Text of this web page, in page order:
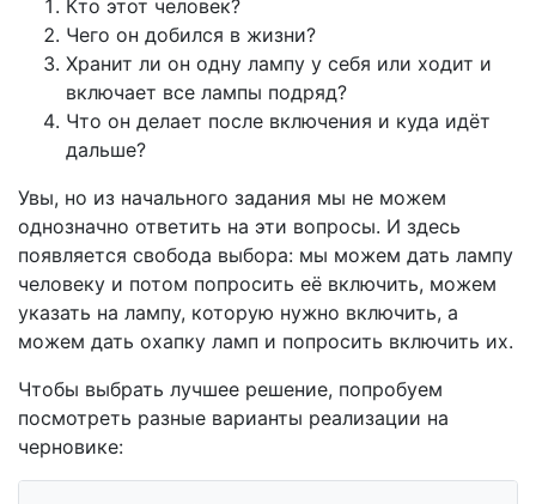
Кто этот человек?
Чего он добился в жизни?
Хранит ли он одну лампу у себя или ходит и
включает все лампы подряд?
Что он делает после включения и куда идёт
дальше?
Увы, но из начального задания мы не можем
однозначно ответить на эти вопросы. И здесь
появляется свобода выбора: мы можем дать лампу
человеку и потом попросить её включить, можем
указать на лампу, которую нужно включить, а
можем дать охапку ламп и попросить включить их.
Чтобы выбрать лучшее решение, попробуем
посмотреть разные варианты реализации на
черновике: